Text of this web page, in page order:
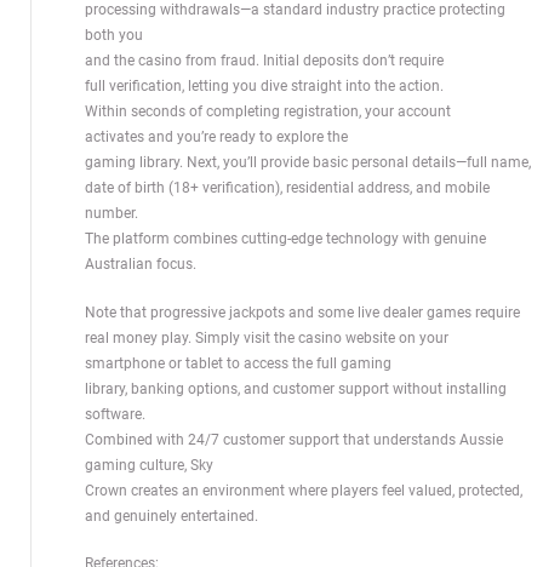
processing withdrawals—a standard industry practice protecting
both you
and the casino from fraud. Initial deposits don’t require
full verification, letting you dive straight into the action.
Within seconds of completing registration, your account
activates and you’re ready to explore the
gaming library. Next, you’ll provide basic personal details—full name,
date of birth (18+ verification), residential address, and mobile
number.
The platform combines cutting-edge technology with genuine
Australian focus.
Note that progressive jackpots and some live dealer games require
real money play. Simply visit the casino website on your
smartphone or tablet to access the full gaming
library, banking options, and customer support without installing
software.
Combined with 24/7 customer support that understands Aussie
gaming culture, Sky
Crown creates an environment where players feel valued, protected,
and genuinely entertained.
References: